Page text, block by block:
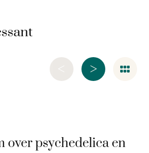
>
<
over psychedelica en